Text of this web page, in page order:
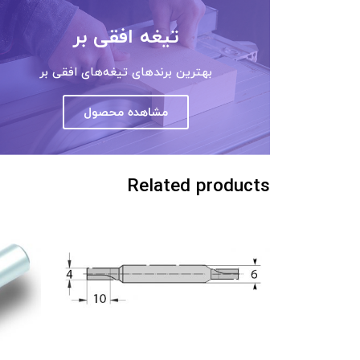
تیغه افقی بر
بهترین برندهای تیغه‌های افقی بر
مشاهده محصول
Related products